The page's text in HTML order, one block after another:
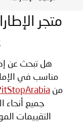
متجر
هل تبحث عن
مناسب في
من
جميع أنحاء
التقييمات